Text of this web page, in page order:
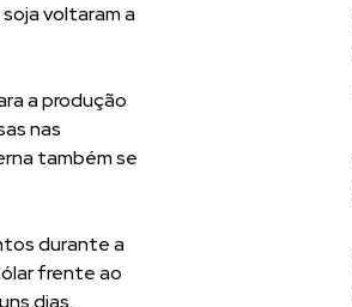
voltaram a
a produção
nas
também se
durante a
frente ao